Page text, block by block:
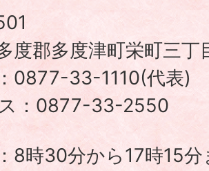
町
TADOTSU
TOWN
度郡多度津町栄町三
0877-33-1110(代表)
：0877-33-2550
8時30分から17時15分